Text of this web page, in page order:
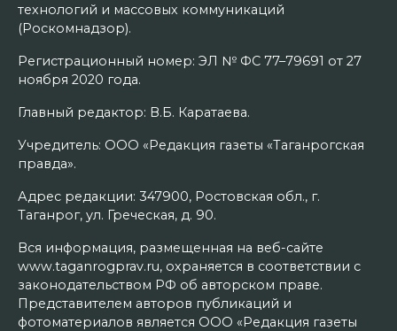
технологий и массовых коммуникаций
(Роскомнадзор).
Регистрационный номер: ЭЛ № ФС 77–79691 от 27
ноября 2020 года.
Главный редактор: В.Б. Каратаева.
Учредитель: ООО «Редакция газеты «Таганрогская
правда».
Адрес редакции: 347900, Ростовская обл., г.
Таганрог, ул. Греческая, д. 90.
Вся информация, размещенная на веб-сайте
www.taganrogprav.ru, охраняется в соответствии с
законодательством РФ об авторском праве.
Представителем авторов публикаций и
фотоматериалов является ООО «Редакция газеты